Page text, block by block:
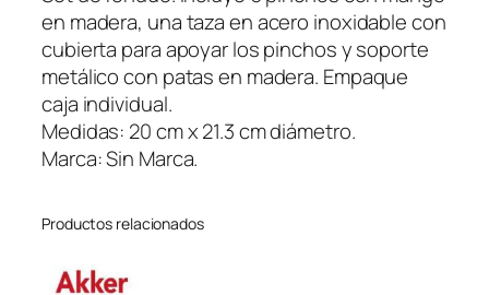
P
e
t
r
a
c
t
en madera, una taza en acero inoxidable con
cubierta para apoyar los pinchos y soporte
metálico con patas en madera. Empaque
caja individual.
Medidas: 20 cm x 21.3 cm diámetro.
Marca: Sin Marca.
Productos relacionados